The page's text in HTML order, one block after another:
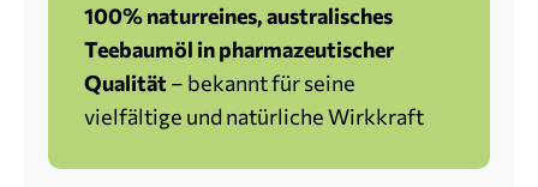
100% naturreines, australisches
Teebaumöl in pharmazeutischer
Qualität– bekannt für seine
vielfältige und natürliche Wirkkraft